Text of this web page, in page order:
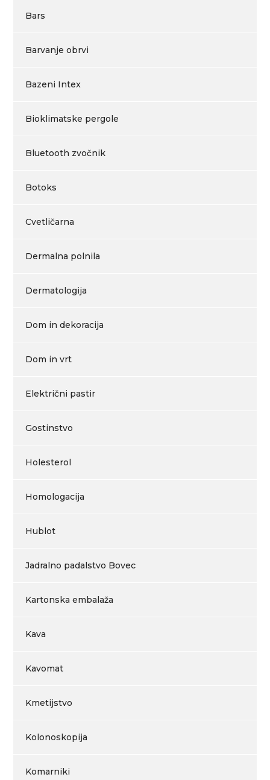
Bars
Barvanje obrvi
Bazeni Intex
Bioklimatske pergole
Bluetooth zvočnik
Botoks
Cvetličarna
Dermalna polnila
Dermatologija
Dom in dekoracija
Dom in vrt
Električni pastir
Gostinstvo
Holesterol
Homologacija
Hublot
Jadralno padalstvo Bovec
Kartonska embalaža
Kava
Kavomat
Kmetijstvo
Kolonoskopija
Komarniki